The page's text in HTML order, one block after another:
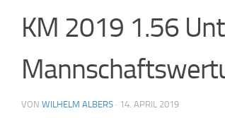
KM 2019 1.56
VON WILHELM ALBERS · 14. APRIL 2019